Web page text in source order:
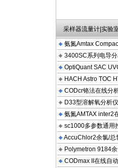
采样器流量计|实验
氨氮Amtax
3400SC系列电导
OptiQuant SAC
HACH Astro TOC
CODcr铬法在线分
D33型溶解氧分析仪
氨氮AMTAX inter2
sc1000多参数通用
AccuChlor2余氯/总
Polymetron 9184
CODmax II在线自